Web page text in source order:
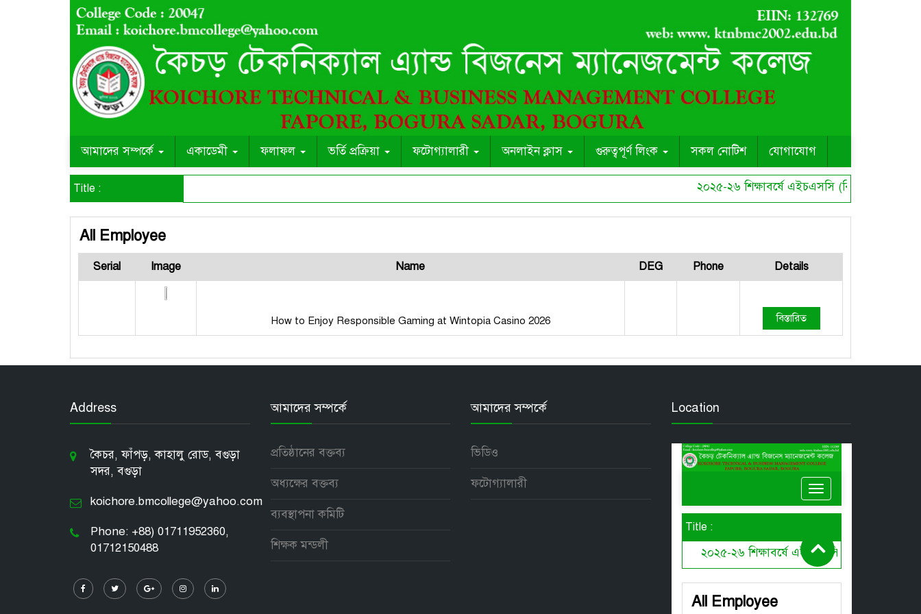
আমাদের সম্পর্কে একাডেমী ফলাফল ভর্তি প্রক্রিয়া ফটোগ্যালারী অনলাইন ক্লাস গুরুত্বপূর্ণ লিংক সকল নোটিশ যোগাযোগ
Title : ২০২৫-২৬ শিক্ষাবর্ষে এইচএসসি (বিএমটি) কোর্সে
All Employee
Serial Image Name DEG Phone Details
How to Enjoy Responsible Gaming at Wintopia Casino 2026 বিস্তারিত
Address
কৈচর, ফাঁপড়, কাহালু রোড, বগুড়া
সদর, বগুড়া
koichore.bmcollege@yahoo.com
Phone: +88) 01711952360,
01712150488
আমাদের সম্পর্কে
প্রতিষ্ঠানের বক্তব্য
অধ্যক্ষের বক্তব্য
ব্যবস্থাপনা কমিটি
শিক্ষক মন্ডলী
আমাদের সম্পর্কে
ভিডিও
ফটোগ্যালারী
Location